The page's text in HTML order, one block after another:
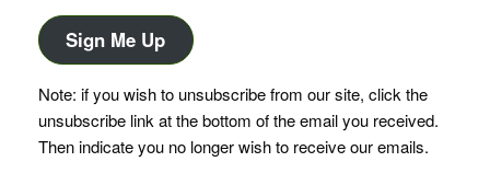
Sign Me Up
Note: if you wish to unsubscribe from our site, click the
unsubscribe link at the bottom of the email you received.
Then indicate you no longer wish to receive our emails.